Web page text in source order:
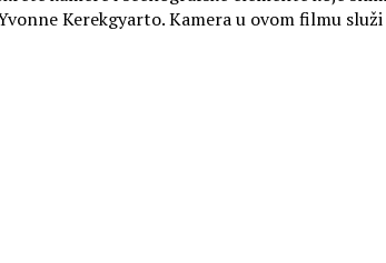
Kerekgyarto. Kamera u ovom filmu